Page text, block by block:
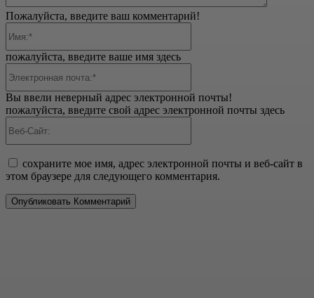
Пожалуйста, введите ваш комментарий!
пожалуйста, введите ваше имя здесь
Вы ввели неверный адрес электронной почты!
пожалуйста, введите свой адрес электронной почты здесь
сохраните мое имя, адрес электронной почты и веб-сайт в
этом браузере для следующего комментария.